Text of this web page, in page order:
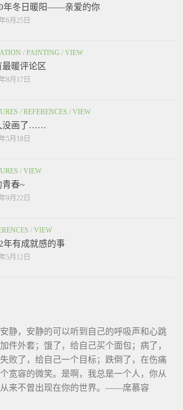
年冬日暖阳——亲爱的你
6月25日
/ PAINTING / VIEW
最暖评论区
8月17日
/ REFERENCES / VIEW
没画了……
5月18日
/ VIEW
青春~
9月22日
/ VIEW
年有成就感的事
5月12日
静，安静的可以听到自己的呼吸声和心跳
件外套；饿了，给自己买个面包；病了，
败了，给自己一个目标；跌倒了，在伤痛
宽容的微笑。是啊，我总是一个人，你从
来不曾出现在你的世界。——席慕容